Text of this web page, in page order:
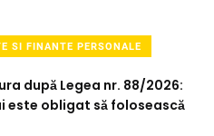
SI FINANTE PERSONALE
după Legea nr. 88/2026:
este obligat să folosească